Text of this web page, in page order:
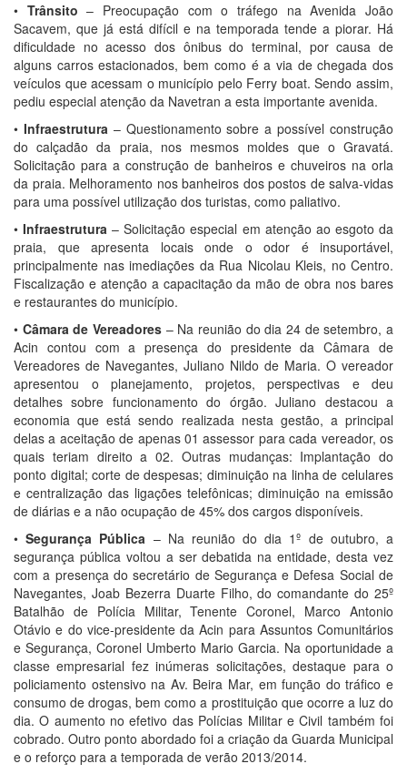
• Trânsito – Preocupação com o tráfego na Avenida João
Sacavem, que já está difícil e na temporada tende a piorar. Há
dificuldade no acesso dos ônibus do terminal, por causa de
alguns carros estacionados, bem como é a via de chegada dos
veículos que acessam o município pelo Ferry boat. Sendo assim,
pediu especial atenção da Navetran a esta importante avenida.
• Infraestrutura– Questionamento sobre a possível construção
do calçadão da praia, nos mesmos moldes que o Gravatá.
Solicitação para a construção de banheiros e chuveiros na orla
da praia. Melhoramento nos banheiros dos postos de salva-vidas
para uma possível utilização dos turistas, como paliativo.
•Infraestrutura – Solicitação especial em atenção ao esgoto da
praia, que apresenta locais onde o odor é insuportável,
principalmente nas imediações da Rua Nicolau Kleis, no Centro.
Fiscalização e atenção a capacitação da mão de obra nos bares
e restaurantes do município.
• Câmara de Vereadores – Na reunião do dia 24 de setembro, a
Acin contou com a presença do presidente da Câmara de
Vereadores de Navegantes, Juliano Nildo de Maria. O vereador
apresentou o planejamento, projetos, perspectivas e deu
detalhes sobre funcionamento do órgão. Juliano destacou a
economia que está sendo realizada nesta gestão, a principal
delas a aceitação de apenas 01 assessor para cada vereador, os
quais teriam direito a 02. Outras mudanças: Implantação do
ponto digital; corte de despesas; diminuição na linha de celulares
e centralização das ligações telefônicas; diminuição na emissão
de diárias e a não ocupação de 45% dos cargos disponíveis.
•Segurança Pública – Na reunião do dia 1º de outubro, a
segurança pública voltou a ser debatida na entidade, desta vez
com a presença do secretário de Segurança e Defesa Social de
Navegantes, Joab Bezerra Duarte Filho, do comandante do 25º
Batalhão de Polícia Militar, Tenente Coronel, Marco Antonio
Otávio e do vice-presidente da Acin para Assuntos Comunitários
e Segurança, Coronel Umberto Mario Garcia. Na oportunidade a
classe empresarial fez inúmeras solicitações, destaque para o
policiamento ostensivo na Av. Beira Mar, em função do tráfico e
consumo de drogas, bem como a prostituição que ocorre a luz do
dia. O aumento no efetivo das Polícias Militar e Civil também foi
cobrado. Outro ponto abordado foi a criação da Guarda Municipal
e o reforço para a temporada de verão 2013/2014.